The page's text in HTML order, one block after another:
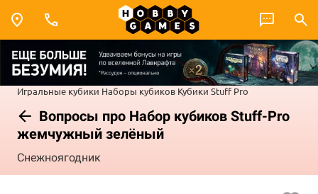
Игральные кубики Наборы кубиков Кубики Stuff Pro
Вопросы про Набор кубиков Stuff-Pro
жемчужный зелёный
Снежноягодник